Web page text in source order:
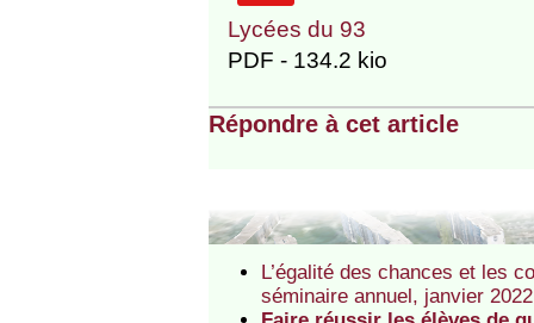
Lycées du 93
PDF - 134.2 kio
Répondre à cet article
L’égalité des chances et les
séminaire annuel, janvier 2022